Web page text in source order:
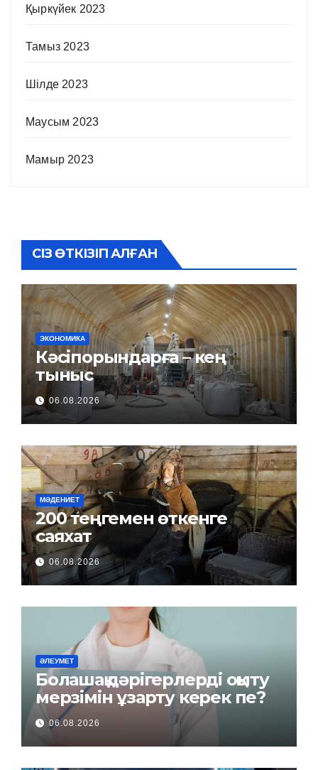
Қыркүйек 2023
Тамыз 2023
Шілде 2023
Маусым 2023
Мамыр 2023
СІЗ ӨТКІЗІП АЛҒАН
ЭКОНОМИКА
Кәсіпорындарға – кең
тыныс
06.08.2026
МӘДЕНИЕТ
200 теңгемен өткенге
саяхат
06.08.2026
ӘЛЕУМЕТ
Болашақ дәрігерлерді оқыту
мерзімін ұзарту керек пе?
06.08.2026